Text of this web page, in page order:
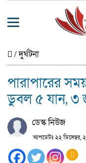
/দুর্ঘটনা
পারাপারের
ডুবল ৫ যান, ৩
ডেস্ক নিউজ
আপডেটঃ ২২ ডিসেম্বর,